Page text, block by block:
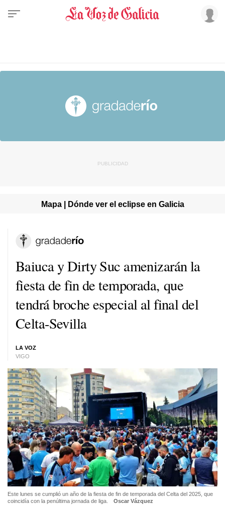
Mapa | Dónde ver el eclipse en Galicia
Baiuca y Dirty Suc amenizarán la
fiesta de fin de temporada, que
tendrá broche especial al final del
Celta-Sevilla
LA VOZ
VIGO
Este lunes se cumplió un año de la fiesta de fin de temporada del Celta del 2025, que
coincidía con la penúltima jornada de liga.
Oscar Vázquez